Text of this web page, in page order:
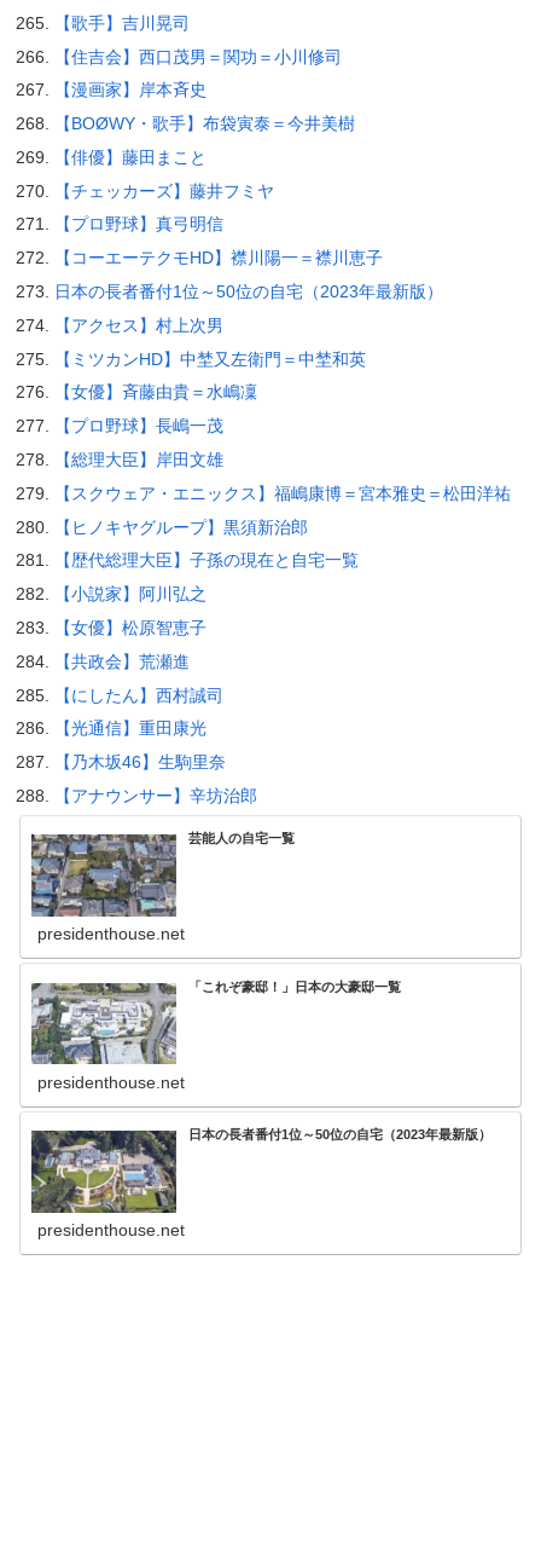
【歌手】吉川晃司
【住吉会】西口茂男＝関功＝小川修司
【漫画家】岸本斉史
【BOØWY・歌手】布袋寅泰＝今井美樹
【俳優】藤田まこと
【チェッカーズ】藤井フミヤ
【プロ野球】真弓明信
【コーエーテクモHD】襟川陽一＝襟川恵子
日本の長者番付1位～50位の自宅（2023年最新版）
【アクセス】村上次男
【ミツカンHD】中埜又左衛門＝中埜和英
【女優】斉藤由貴＝水嶋凜
【プロ野球】長嶋一茂
【総理大臣】岸田文雄
【スクウェア・エニックス】福嶋康博＝宮本雅史＝松田洋祐
【ヒノキヤグループ】黒須新治郎
【歴代総理大臣】子孫の現在と自宅一覧
【小説家】阿川弘之
【女優】松原智恵子
【共政会】荒瀬進
【にしたん】西村誠司
【光通信】重田康光
【乃木坂46】生駒里奈
【アナウンサー】辛坊治郎
芸能人の自宅一覧
presidenthouse.net
「これぞ豪邸！」日本の大豪邸一覧
presidenthouse.net
日本の長者番付1位～50位の自宅（2023年最新版）
presidenthouse.net